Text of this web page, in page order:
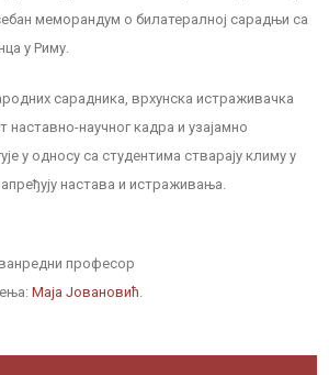
меморандум о билатералној сарадњи са
у Риму.
сарадника, врхунска истраживачка
наставно-научног кадра и узајамно
у односу са студентима стварају климу у
настава и истраживања.
професор
Маја Јовановић.